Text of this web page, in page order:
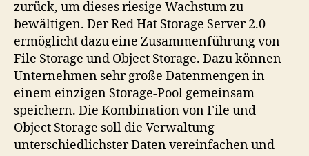
zurück, um dieses riesige Wachstum zu
bewältigen. Der Red Hat Storage Server 2.0
ermöglicht dazu eine Zusammenführung von
File Storage und Object Storage. Dazu können
Unternehmen sehr große Datenmengen in
einem einzigen Storage-Pool gemeinsam
speichern. Die Kombination von File und
Object Storage soll die Verwaltung
unterschiedlichster Daten vereinfachen und